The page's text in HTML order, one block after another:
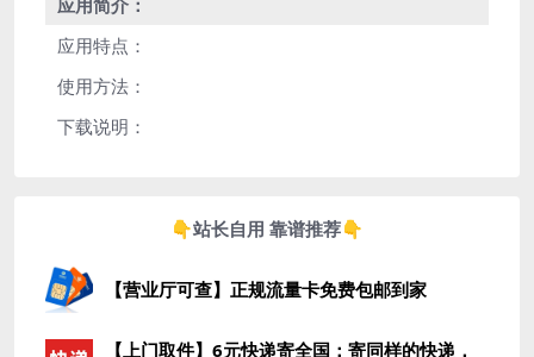
应用简介：
应用特点：
使用方法：
下载说明：
👇站长自用 靠谱推荐👇
【营业厅可查】正规流量卡免费包邮到家
【上门取件】6元快递寄全国：寄同样的快递，